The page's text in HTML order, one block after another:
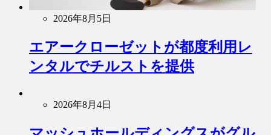
2026年8月5日
エアークローゼットが都度利用レ
ンタルでチルストを提供
2026年8月4日